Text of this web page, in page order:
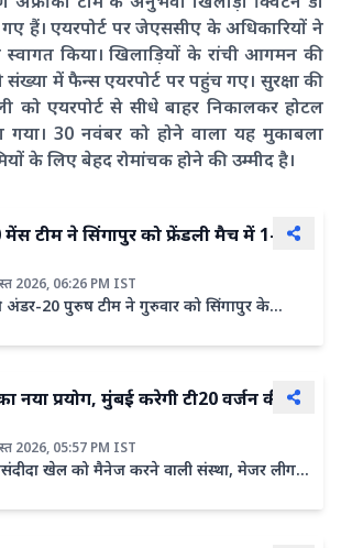
हैं। एयरपोर्ट पर जेएससीए के अधिकारियों ने
स्वागत किया। खिलाड़ियों के रांची आगमन की
में फैन्स एयरपोर्ट पर पहुंच गए। सुरक्षा की
को एयरपोर्ट से सीधे बाहर निकालकर होटल
गया। 30 नवंबर को होने वाला यह मुकाबला
के लिए बेहद रोमांचक होने की उम्मीद है।
टीम ने सिंगापुर को फ्रेंडली मैच में 1-0 से
2026, 06:26 PM IST
अंडर-20 पुरुष टीम ने गुरुवार को सिंगापुर के
नया प्रयोग, मुंबई करेगी टी20 वर्जन की
2026, 05:57 PM IST
खेल को मैनेज करने वाली संस्था, मेजर लीग